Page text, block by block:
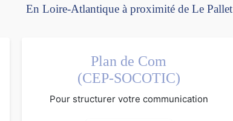
En Loire-Atlantique à proximité de Le Pallet
Plan de Com
(CEP-SOCOTIC)
Pour structurer votre communication